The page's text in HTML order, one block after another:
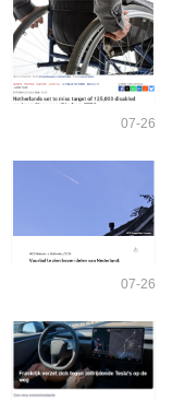
07-26
07-26